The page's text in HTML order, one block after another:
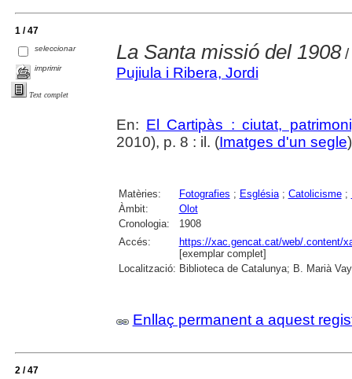
1 / 47
seleccionar
imprimir
Text complet
La Santa missió del 1908/
Pujiula i Ribera, Jordi
En: El Cartipàs : ciutat,
2010), p. 8 : il. (Imatges d'un segle
Matèries: Fotografies ; Església; Catolicisme;
Àmbit:
Olot
Cronologia:
1908
Accés:
https://xac.gencat.cat/web/.content/
[exemplar complet]
Localització: Biblioteca de Catalunya; B. Marià
Enllaç permanent a aquest
2 / 47